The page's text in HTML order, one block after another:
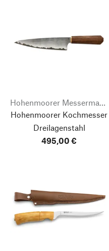
Hohenmoorer Messermanufaktur
Hohenmoorer Kochmesser
Dreilagenstahl
495,00 €